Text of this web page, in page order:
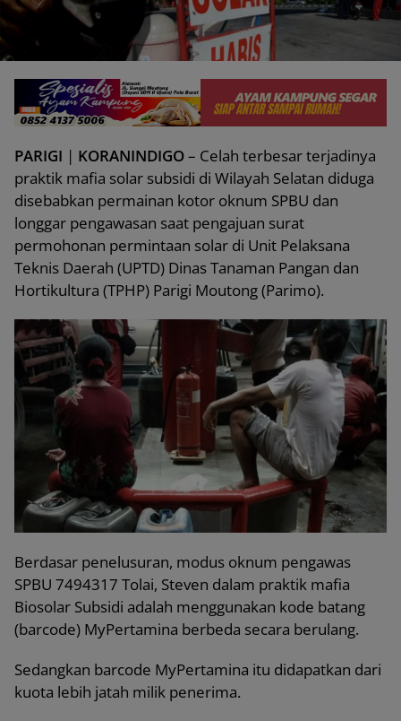
PARIGI | KORANINDIGO– Celah terbesar terjadinya
praktik mafia solar subsidi di Wilayah Selatan diduga
disebabkan permainan kotor oknum SPBU dan
longgar pengawasan saat pengajuan surat
permohonan permintaan solar di Unit Pelaksana
Teknis Daerah (UPTD) Dinas Tanaman Pangan dan
Hortikultura (TPHP) Parigi Moutong (Parimo).
Berdasar penelusuran, modus oknum pengawas
SPBU 7494317 Tolai, Steven dalam praktik mafia
Biosolar Subsidi adalah menggunakan kode batang
(barcode) MyPertamina berbeda secara berulang.
Sedangkan barcode MyPertamina itu didapatkan dari
kuota lebih jatah milik penerima.